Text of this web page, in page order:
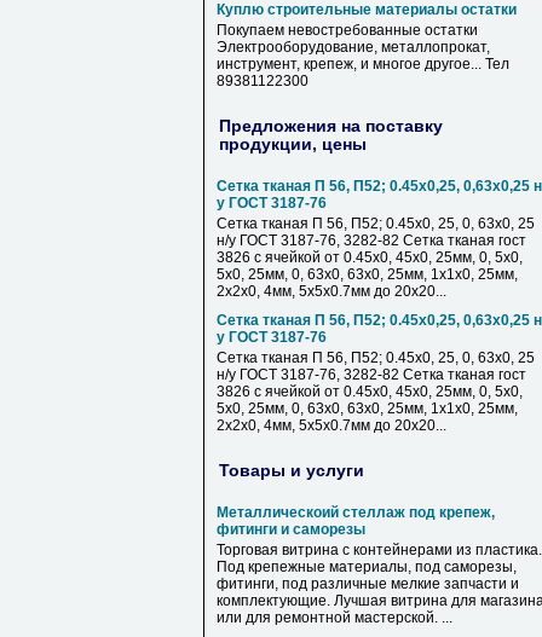
Куплю строительные материалы остатки
Покупаем невостребованные остатки
Электрооборудование, металлопрокат,
инструмент, крепеж, и многое другое... Тел
89381122300
Предложения на поставку
продукции, цены
Сетка тканая П 56, П52; 0.45х0,25, 0,63х0,25
у ГОСТ 3187-76
Сетка тканая П 56, П52; 0.45х0, 25, 0, 63х0, 25
н/у ГОСТ 3187-76, 3282-82 Сетка тканая гост
3826 с ячейкой от 0.45х0, 45х0, 25мм, 0, 5х0,
5х0, 25мм, 0, 63х0, 63х0, 25мм, 1х1х0, 25мм,
2х2х0, 4мм, 5х5х0.7мм до 20х20...
Сетка тканая П 56, П52; 0.45х0,25, 0,63х0,25
у ГОСТ 3187-76
Сетка тканая П 56, П52; 0.45х0, 25, 0, 63х0, 25
н/у ГОСТ 3187-76, 3282-82 Сетка тканая гост
3826 с ячейкой от 0.45х0, 45х0, 25мм, 0, 5х0,
5х0, 25мм, 0, 63х0, 63х0, 25мм, 1х1х0, 25мм,
2х2х0, 4мм, 5х5х0.7мм до 20х20...
Товары и услуги
Металлическоий стеллаж под крепеж,
фитинги и саморезы
Торговая витрина с контейнерами из пластика.
Под крепежные материалы, под саморезы,
фитинги, под различные мелкие запчасти и
комплектующие. Лучшая витрина для
или для ремонтной мастерской. ...